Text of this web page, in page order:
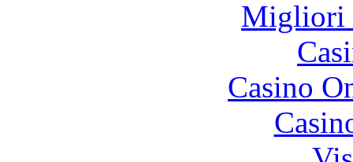
Migliori
Casino